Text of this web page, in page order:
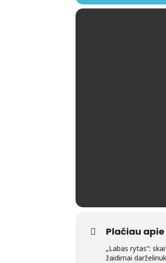
Plačiau
„Labas rytas“:
žaidimai